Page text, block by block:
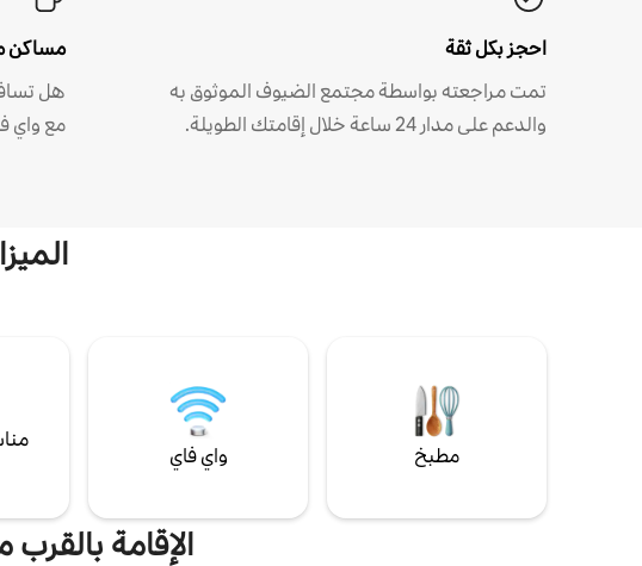
احجز بكل ثقة
تمت مراجعته بواسطة مجتمع الضيوف الموثوق به
والدعم على مدار 24 ساعة خلال إقامتك الطويلة.
مساكن
هل
مع واي
مطبخ واي فاي
الإقامة